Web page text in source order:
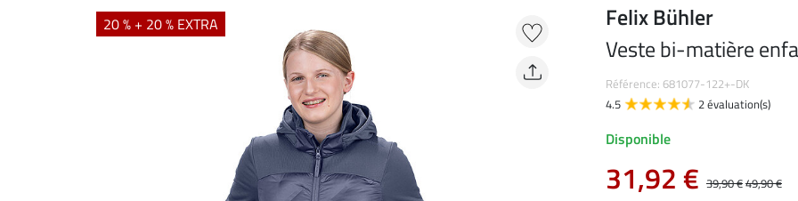
20 % + 20 % EXTRA
Felix Bühler
Veste bi-matière
Référence: 681077-122+-DK
4.5
2 évaluation(s)
Disponible
31,92 € 39,90 €49,90 €